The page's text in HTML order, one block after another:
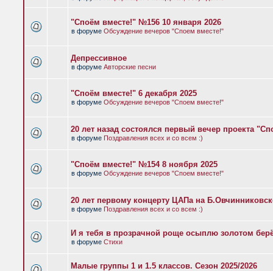
"Споём вместе!" №156 10 января 2026
в форуме Обсуждение вечеров "Споем вместе!"
Депрессивное
в форуме Авторские песни
"Споём вместе!" 6 декабря 2025
в форуме Обсуждение вечеров "Споем вместе!"
20 лет назад состоялся первый вечер проекта
в форуме Поздравления всех и со всем :)
"Споём вместе!" №154 8 ноября 2025
в форуме Обсуждение вечеров "Споем вместе!"
20 лет первому концерту ЦАПа на
в форуме Поздравления всех и со всем :)
И я тебя в прозрачной роще осыплю золотом
в форуме Стихи
Малые группы 1 и 1.5 классов. Сезон 2025/2026